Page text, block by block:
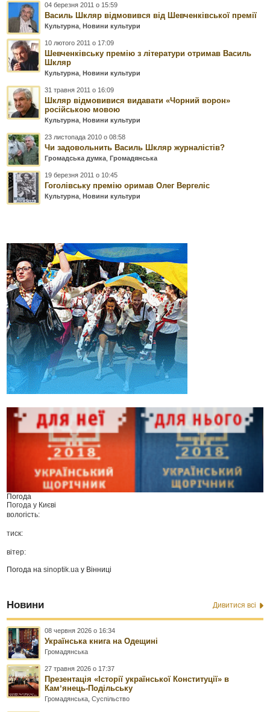
04 березня 2011 о 15:59
Василь Шкляр відмовився від Шевченківської премії
Культурна ,Новини культури
10 лютого 2011 о 17:09
Шевченківську премію з літератури отримав Василь
Шкляр
Культурна ,Новини культури
31 травня 2011 о 16:09
Шкляр відмовивися видавати «Чорний ворон»
російською мовою
Культурна ,Новини культури
23 листопада 2010 о 08:58
Чи задовольнить Василь Шкляр журналістів?
Громадська думка ,Громадянська
19 березня 2011 о 10:45
Гоголівську премію оримав Олег Вергеліс
Культурна ,Новини культури
Погода
Погода у Києві
вологість:
тиск:
вітер:
Погода наsinoptik.ua у Вінниці
Новини Дивитися всі
08 червня 2026 о 16:34
Українська книга на Одещині
Громадянська
27 травня 2026 о 17:37
Презентація «Історії української Конституції» в
Камʼянець-Подільську
Громадянська ,Суспільство